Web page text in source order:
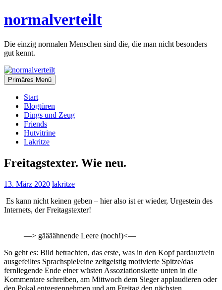
Inhalt
normalverteilt
Die einzig normalen Menschen sind die, die man nicht besonders
gut kennt.
Primäres Menü
Start
Blogtüren
Dings und Zeug
Friends
Hutvitrine
Lakritze
Freitagstexter. Wie neu.
13. März 2020 lakritze
Es kann nicht keinen geben – hier also ist er wieder, Urgestein des
Internets, der Freitagstexter!
—> gäääähnende Leere (noch!)<—
So geht es: Bild betrachten, das erste, was in den Kopf pardauzt/ein
ausgefeiltes Sprachspiel/eine zeitgeistig motivierte Spitze/das
fernliegende Ende einer wüsten Assoziationskette unten in die
Kommentare schreiben, am Mittwoch dem Sieger applaudieren oder
den Pokal entgegennehmen und am Freitag den nächsten